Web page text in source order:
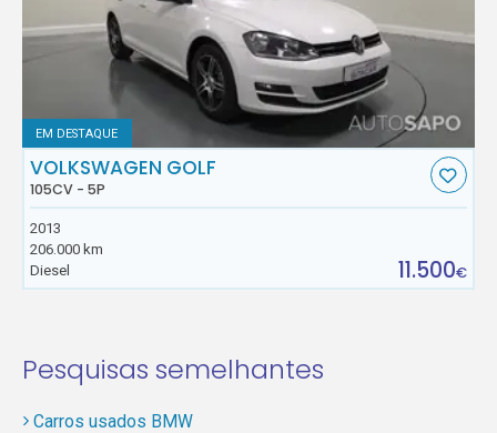
EM DESTAQUE
VOLKSWAGEN GOLF
105CV - 5P
2013
206.000 km
Diesel
11.500€
Pesquisas semelhantes
Carros usados BMW